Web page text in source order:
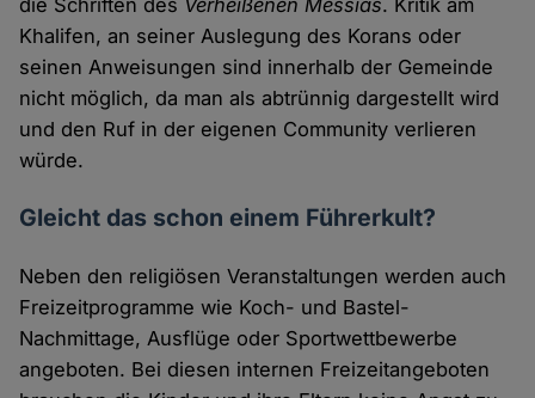
die Schriften des Verheißenen Messias. Kritik am
Khalifen, an seiner Auslegung des Korans oder
seinen Anweisungen sind innerhalb der Gemeinde
nicht möglich, da man als abtrünnig dargestellt wird
und den Ruf in der eigenen Community verlieren
würde.
Gleicht das schon einem Führerkult?
Neben den religiösen Veranstaltungen werden auch
Freizeitprogramme wie Koch- und Bastel-
Nachmittage, Ausflüge oder Sportwettbewerbe
angeboten. Bei diesen internen Freizeitangeboten